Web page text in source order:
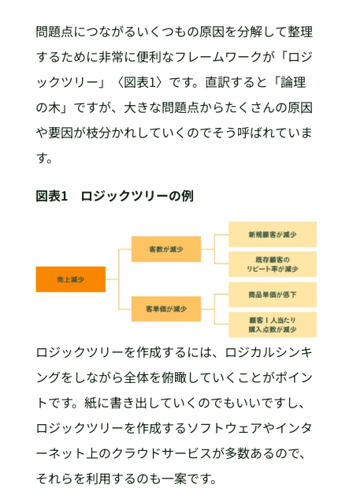
問題点につながるいくつもの原因を分解して整理
するために非常に便利なフレームワークが「ロジ
ックツリー」〈図表1〉です。直訳すると「論理
の木」ですが、大きな問題点からたくさんの原因
や要因が枝分かれしていくのでそう呼ばれていま
す。
図表1 ロジックツリーの例
ロジックツリーを作成するには、ロジカルシンキ
ングをしながら全体を俯瞰していくことがポイン
トです。紙に書き出していくのでもいいですし、
ロジックツリーを作成するソフトウェアやインタ
ーネット上のクラウドサービスが多数あるので、
それらを利用するのも一案です。